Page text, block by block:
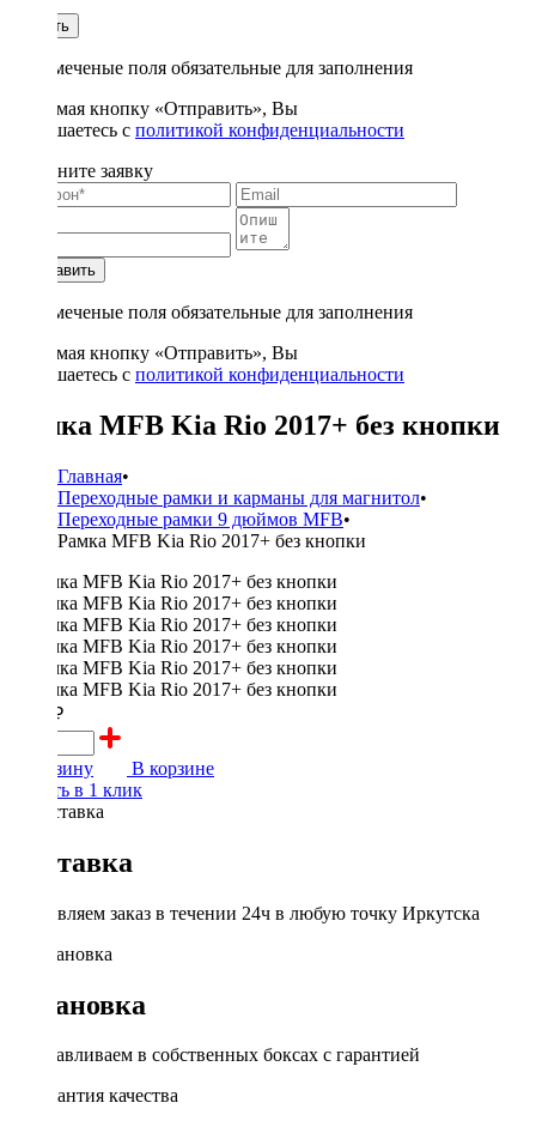
Купить
* - отмеченые поля обязательные для заполнения
Нажимая кнопку «Отправить», Вы
соглашаетесь с политикой конфиденциальности
Заполните заявку
Отправить
* - отмеченые поля обязательные для заполнения
Нажимая кнопку «Отправить», Вы
соглашаетесь с политикой конфиденциальности
Рамка MFB Kia Rio 2017+ без кнопки
Главная•
Переходные рамки и карманы для магнитол•
Переходные рамки 9 дюймов MFB•
Рамка MFB Kia Rio 2017+ без кнопки
2700 ₽
В корзину
В корзине
Купить в 1 клик
Доставка
Доставляем заказ в течении 24ч в любую точку Иркутска
Установка
Устанавливаем в собственных боксах с гарантией